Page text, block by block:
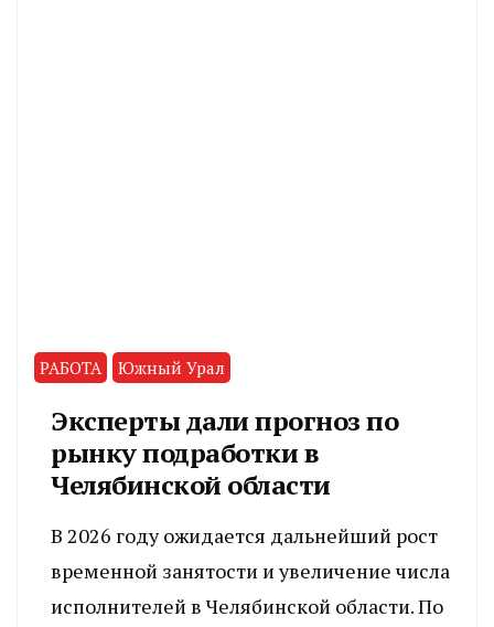
РАБОТА Южный Урал
Эксперты дали прогноз по
рынку подработки в
Челябинской области
В 2026 году ожидается дальнейший рост
временной занятости и увеличение числа
исполнителей в Челябинской области. По